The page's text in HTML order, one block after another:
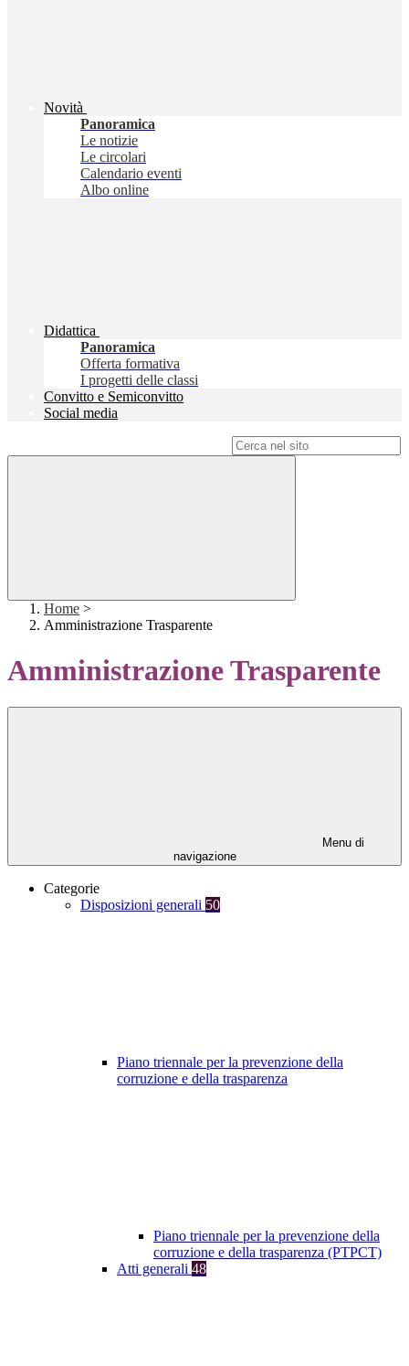
Novità
Panoramica
Le notizie
Le circolari
Calendario eventi
Albo online
Didattica
Panoramica
Offerta formativa
I progetti delle classi
Convitto e Semiconvitto
Social media
Home >
Amministrazione Trasparente
Amministrazione Trasparente
Menu di
navigazione
Categorie
Disposizioni generali 50
Piano triennale per la prevenzione della
corruzione e della trasparenza
Piano triennale per la prevenzione della
corruzione e della trasparenza (PTPCT)
Atti generali 48